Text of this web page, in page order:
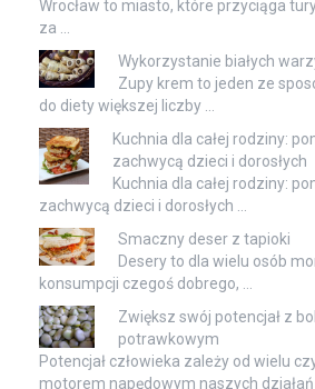
Wrocław to miasto, które przyciąga
za …
Wykorzystanie białych
Zupy krem to jeden ze
do diety większej liczby …
Kuchnia dla całej rodziny:
zachwycą dzieci i dorosłych
Kuchnia dla całej rodziny:
zachwycą dzieci i dorosłych …
Smaczny deser z tapioki
Desery to dla wielu osób
konsumpcji czegoś dobrego, …
Zwiększ swój potencjał z
potrawkowym
Potencjał człowieka zależy od wielu
motorem napędowym naszych